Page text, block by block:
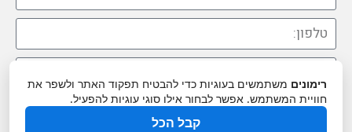
רימונים משתמשים בעוגיות כדי להבטיח תפקוד האתר ולשפר את
חוויית המשתמש. אפשר לבחור אילו סוגי עוגיות להפעיל.
קבל הכל